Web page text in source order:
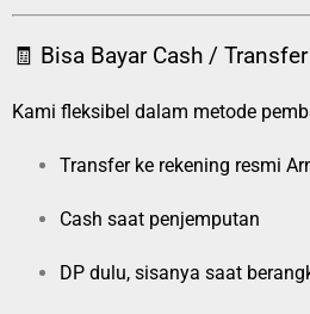
🧾 Bisa Bayar Cash /
Kami fleksibel dalam metode
Transfer ke rekening resmi
Cash saat penjemputan
DP dulu, sisanya saat